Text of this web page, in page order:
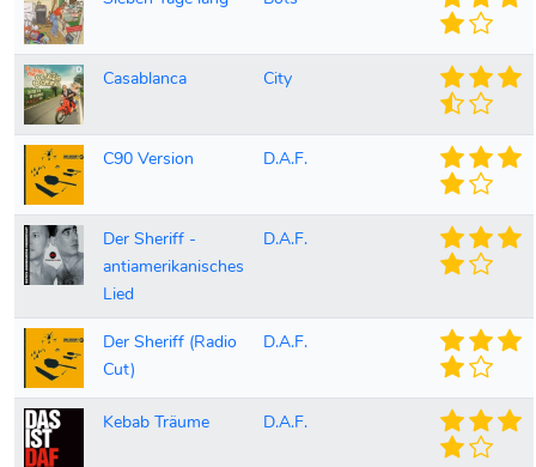
Casablanca City
C90 Version D.A.F.
Der Sheriff -
antiamerikanisches
Lied
D.A.F.
Der Sheriff (Radio
Cut)
D.A.F.
Kebab Träume D.A.F.